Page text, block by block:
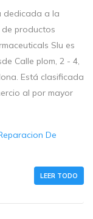
dedicada a la
productos
Slu es
Calle plom, 2 - 4,
Está clasificada
al por mayor
De
LEER TODO